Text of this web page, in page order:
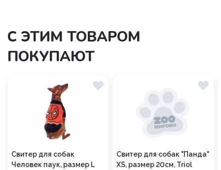
С ЭТИМ ТОВАРОМ
ПОКУПАЮТ
Свитер для собак
Человек паук, размер L
Свитер для собак "Панда"
XS, размер 20см, Triol